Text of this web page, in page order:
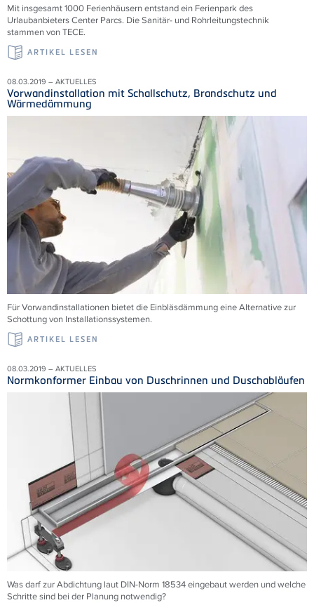
Mit insgesamt 1000 Ferienhäusern entstand ein Ferienpark des
Urlaubanbieters Center Parcs. Die Sanitär- und Rohrleitungstechnik
stammen von TECE.
ARTIKEL LESEN
08.03.2019 – AKTUELLES
Vorwandinstallation mit Schallschutz, Brandschutz und
Wärmedämmung
Für Vorwandinstallationen bietet die Einbläsdämmung eine Alternative zur
Schottung von Installationssystemen.
ARTIKEL LESEN
08.03.2019 – AKTUELLES
Normkonformer Einbau von Duschrinnen und Duschabläufen
Was darf zur Abdichtung laut DIN-Norm 18534 eingebaut werden und welche
Schritte sind bei der Planung notwendig?